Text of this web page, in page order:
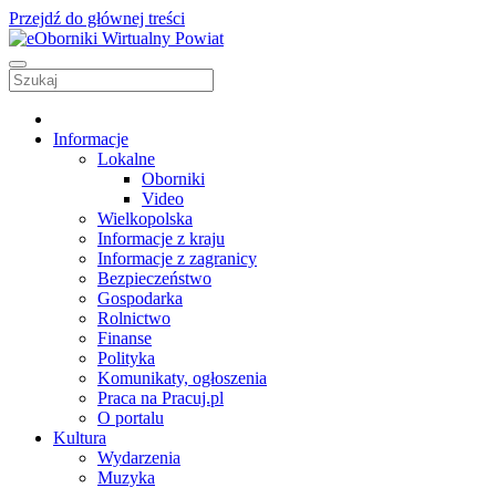
Przejdź do głównej treści
Informacje
Lokalne
Oborniki
Video
Wielkopolska
Informacje z kraju
Informacje z zagranicy
Bezpieczeństwo
Gospodarka
Rolnictwo
Finanse
Polityka
Komunikaty, ogłoszenia
Praca na Pracuj.pl
O portalu
Kultura
Wydarzenia
Muzyka